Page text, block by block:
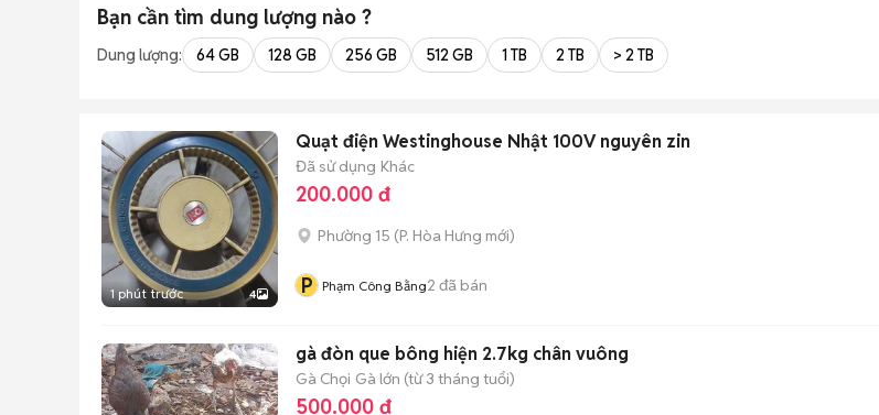
Bạn cần tìm dung lượng nào ?
Dung lượng: 64 GB 128 GB 256 GB 512 GB 1 TB 2 TB > 2 TB
1 phút trước 4
Quạt điện Westinghouse Nhật 100V nguyên zin
Đã sử dụng Khác
200.000 đ
Phường 15 (P. Hòa Hưng mới)
P Phạm Công Bằng2 đã bán
gà đòn que bông hiện 2.7kg chân vuông
Gà Chọi Gà lớn (từ 3 tháng tuổi)
500.000 đ